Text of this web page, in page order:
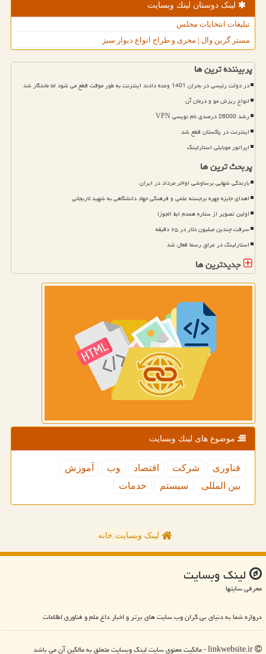
لینک دوستان لینك وبسایت
تبلیغات انتخابات مجلس
مستر گرین وال | مجری و طراح انواع دیوار سبز
پربیننده ترین ها
در دولت رئیسی در بحران 1401 وعده دادند اینترنت به طور موقت قطع می شود اما ماندگار شد
انواع ریزش مو و درمان آن
رشد 26000 درصدی نام نویسی VPN
اینترنت در پاکستان قطع شد
اپراتور موبایلی استارلینک
پربحث ترین ها
بارندگی شهابی برساوشی اواخر مرداد در ایران
اهدای جایزه چهره برجسته علمی و فرهنگی جهاد دانشگاهی به شهید لاریجانی
اولین تصویر از ستاره همدم ابط الجوزا
سرقت چندین میلیون دلار در ۲۵ دقیقه
استارلینک در عراق رسما فعال شد
جدیدترین ها
موضوع های لینك وبسایت
فناوری شركت اقتصاد وب
آموزش
بین المللی
سیستم خدمات
لینک وبسایت:خانه
لینك وبسایت
معرفی سایتها
دروازه شما به دنیای بی کران وب سایت های برتر و اخبار داغ علم و فناوری اطلاعات